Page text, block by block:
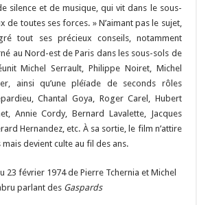
silence et de musique, qui vit dans le sous-
de toutes ses forces. » N’aimant pas le sujet,
tout ses précieux conseils, notamment
au Nord-est de Paris dans les sous-sols de
Michel Serrault, Philippe Noiret, Michel
ainsi qu’une pléïade de seconds rôles
Chantal Goya, Roger Carel, Hubert
Annie Cordy, Bernard Lavalette, Jacques
Hernandez, etc. À sa sortie, le film n’attire
devient culte au fil des ans.
23 février 1974 de Pierre Tchernia et Michel
parlant des Gaspards